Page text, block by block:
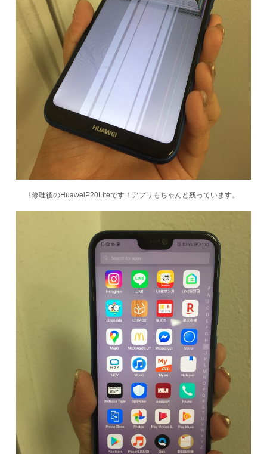
⇩修理後のHuaweiP20Liteです！アプリもちゃんと残っています。